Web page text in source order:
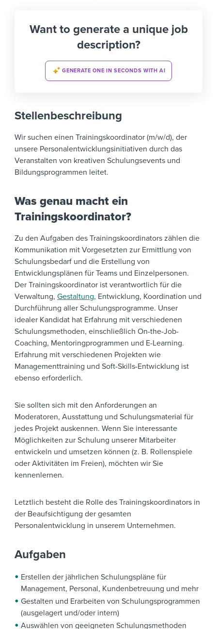
Want to generate a unique job
description?
GENERATE ONE IN SECONDS WITH AI
Stellenbeschreibung
Wir suchen einen Trainingskoordinator (m/w/d), der
unsere Personalentwicklungsinitiativen durch das
Veranstalten von kreativen Schulungsevents und
Bildungsprogrammen leitet.
Was genau macht ein
Trainingskoordinator?
Zu den Aufgaben des Trainingskoordinators zählen die
Kommunikation mit Vorgesetzten zur Ermittlung von
Schulungsbedarf und die Erstellung von
Entwicklungsplänen für Teams und Einzelpersonen.
Der Trainingskoordinator ist verantwortlich für die
Verwaltung, Gestaltung, Entwicklung, Koordination und
Durchführung aller Schulungsprogramme. Unser
idealer Kandidat hat Erfahrung mit verschiedenen
Schulungsmethoden, einschließlich On-the-Job-
Coaching, Mentoringprogrammen und E-Learning.
Erfahrung mit verschiedenen Projekten wie
Managementtraining und Soft-Skills-Entwicklung ist
ebenso erforderlich.
Sie sollten sich mit den Anforderungen an
Moderatoren, Ausstattung und Schulungsmaterial für
jedes Projekt auskennen. Wenn Sie interessante
Möglichkeiten zur Schulung unserer Mitarbeiter
entwickeln und umsetzen können (z. B. Rollenspiele
oder Aktivitäten im Freien), möchten wir Sie
kennenlernen.
Letztlich besteht die Rolle des Trainingskoordinators in
der Beaufsichtigung der gesamten
Personalentwicklung in unserem Unternehmen.
Aufgaben
Erstellen der jährlichen Schulungspläne für
Management, Personal, Kundenbetreuung und mehr
Gestalten und Erarbeiten von Schulungsprogrammen
(ausgelagert und/oder intern)
Auswählen von geeigneten Schulungsmethoden